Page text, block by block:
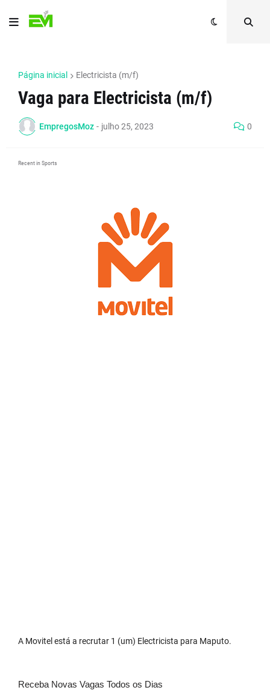
Página inicial Electricista (m/f)
Vaga para Electricista (m/f)
EmpregosMoz - julho 25, 2023 0
Recent in Sports
A Movitel está a recrutar 1 (um) Electricista para Maputo.
Receba Novas Vagas Todos os Dias